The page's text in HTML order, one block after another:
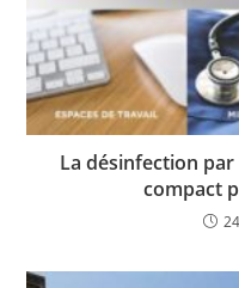
La désinfection
compact